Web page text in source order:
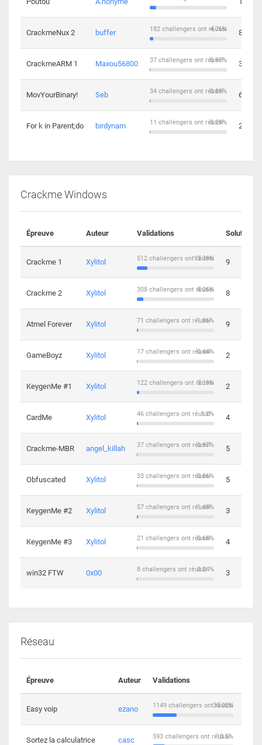
CrackmeNux 2 buffer 4.76%
182 challengers ont réussi 8
CrackmeARM 1 Maxou56800 0.97%
37 challengers ont réussi 3
MovYourBinary! Seb 0.89%
34 challengers ont réussi 6
For k in Parent;do birdynam 0.29%
11 challengers ont réussi 2
Crackme Windows
Épreuve Auteur Validations Solutions
Crackme 1 Xylitol 13.39%
512 challengers ont réussi 9
Crackme 2 Xylitol 8.05%
308 challengers ont réussi 8
Atmel Forever Xylitol 1.86%
71 challengers ont réussi 9
GameBoyz Xylitol 0.44%
17 challengers ont réussi 2
KeygenMe #1 Xylitol 3.19%
122 challengers ont réussi 2
CardMe Xylitol 1.2%
46 challengers ont réussi 4
Crackme-MBR angel_killah 0.97%
37 challengers ont réussi 5
Obfuscated Xylitol 0.86%
33 challengers ont réussi 5
KeygenMe #2 Xylitol 1.49%
57 challengers ont réussi 3
KeygenMe #3 Xylitol 0.68%
21 challengers ont réussi 4
win32 FTW 0x00 0.24%
8 challengers ont réussi 3
Réseau
Épreuve Auteur Validations
Easy voip ezano 30.02%
1149 challengers ont réussi
Sortez la calculatrice casc 15.5%
593 challengers ont réussi